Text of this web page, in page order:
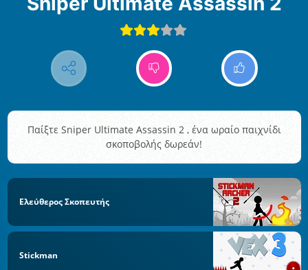
Παίξτε Sniper Ultimate Assassin 2 , ένα ωραίο παιχνίδι
σκοποβολής δωρεάν!
Ελεύθερος Σκοπευτής
Stickman